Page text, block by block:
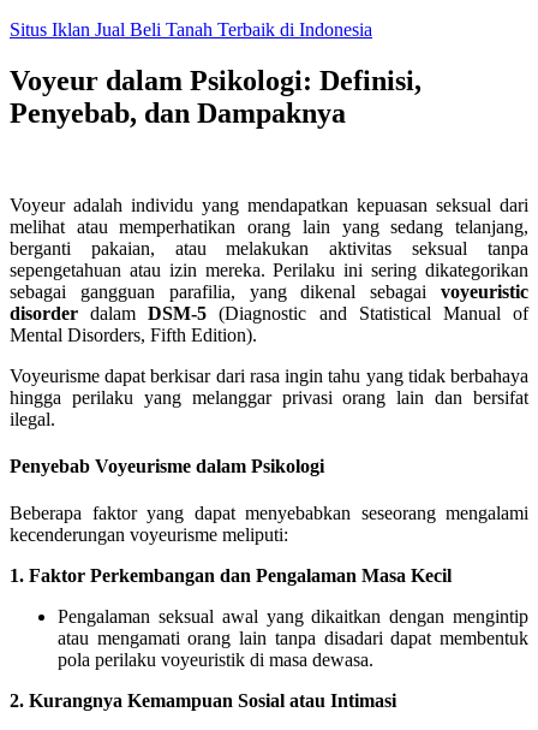
Skip
content
Situs Iklan Jual Beli Tanah Terbaik di Indonesia
Voyeur dalam Psikologi: Definisi,
Penyebab, dan Dampaknya
Voyeur adalah individu yang mendapatkan kepuasan seksual dari
melihat atau memperhatikan orang lain yang sedang telanjang,
berganti pakaian, atau melakukan aktivitas seksual tanpa
sepengetahuan atau izin mereka. Perilaku ini sering dikategorikan
sebagai gangguan parafilia, yang dikenal sebagai voyeuristic
disorder dalamDSM-5 (Diagnostic and Statistical Manual of
Mental Disorders, Fifth Edition).
Voyeurisme dapat berkisar dari rasa ingin tahu yang tidak berbahaya
hingga perilaku yang melanggar privasi orang lain dan bersifat
ilegal.
Penyebab Voyeurisme dalam Psikologi
Beberapa faktor yang dapat menyebabkan seseorang mengalami
kecenderungan voyeurisme meliputi:
1. Faktor Perkembangan dan Pengalaman Masa Kecil
Pengalaman seksual awal yang dikaitkan dengan mengintip
atau mengamati orang lain tanpa disadari dapat membentuk
pola perilaku voyeuristik di masa dewasa.
2. Kurangnya Kemampuan Sosial atau Intimasi